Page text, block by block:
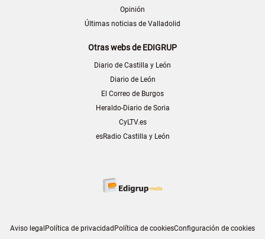
Opinión
Últimas noticias de Valladolid
Otras webs de EDIGRUP
Diario de Castilla y León
Diario de León
El Correo de Burgos
Heraldo-Diario de Soria
CyLTV.es
esRadio Castilla y León
Aviso legal Política de privacidad Política de cookiesConfiguración de cookies